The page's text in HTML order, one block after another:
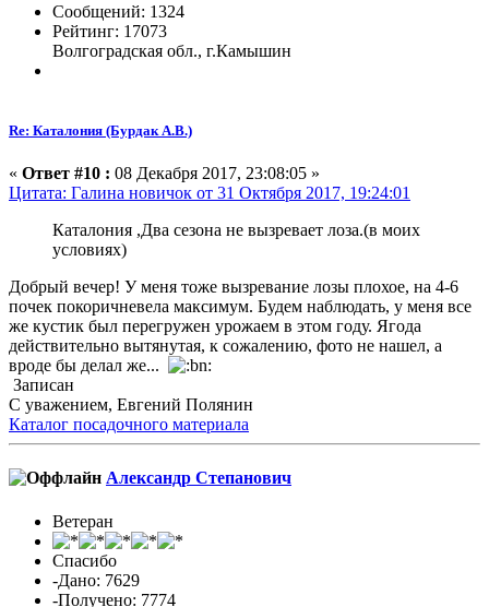
Сообщений: 1324
Рейтинг: 17073
Волгоградская обл., г.Камышин
Re: Каталония (Бурдак А.В.)
« Ответ #10 : 08 Декабря 2017, 23:08:05 »
Цитата: Галина новичок от 31 Октября 2017, 19:24:01
Каталония ,Два сезона не вызревает лоза.(в моих
условиях)
Добрый вечер! У меня тоже вызревание лозы плохое, на 4-6
почек покоричневела максимум. Будем наблюдать, у меня все
же кустик был перегружен урожаем в этом году. Ягода
действительно вытянутая, к сожалению, фото не нашел, а
вроде бы делал же...
Записан
С уважением, Евгений Полянин
Каталог посадочного материала
Александр Cтепанович
Ветеран
Спасибо
-Дано: 7629
-Получено: 7774